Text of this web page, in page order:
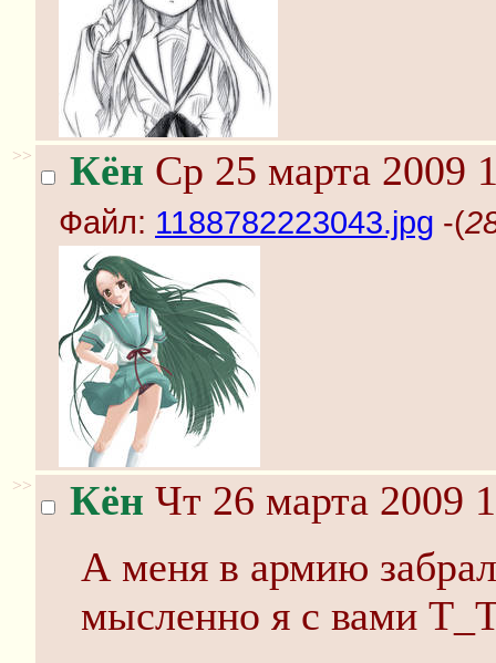
>> Кён Ср 25 марта 2009
Файл: 1188782223043.jpg -(
>> Кён Чт 26 марта 2009
А меня в армию
мысленно я с вами